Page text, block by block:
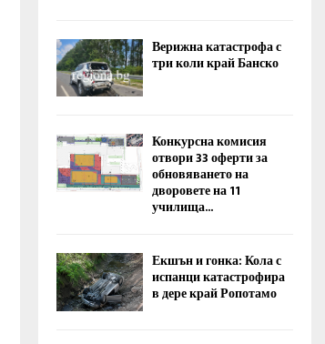
Верижна катастрофа с
три коли край Банско
Конкурсна комисия
отвори 33 оферти за
обновяването на
дворовете на 11
училища...
Екшън и гонка: Кола с
испанци катастрофира
в дере край Ропотамо